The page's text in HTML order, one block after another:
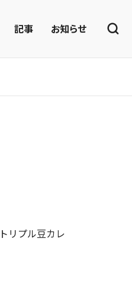
記事 お知らせ
リプル豆カレ